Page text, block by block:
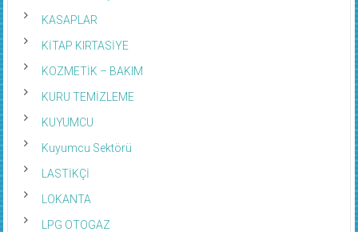
KASAPLAR
KİTAP KIRTASİYE
KOZMETİK – BAKIM
KURU TEMİZLEME
KUYUMCU
Kuyumcu Sektörü
LASTİKÇİ
LOKANTA
LPG OTOGAZ